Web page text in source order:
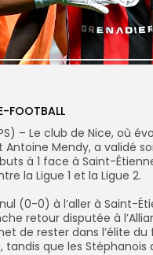
FOOTBALL
– Le club de Nice, où
Mendy, a validé
à 1 face à Saint-
la Ligue 1 et la Ligue 2.
(0-0) à l’aller à Saint-
retour disputée à
de rester dans l’élite
tandis que les Stéphanois